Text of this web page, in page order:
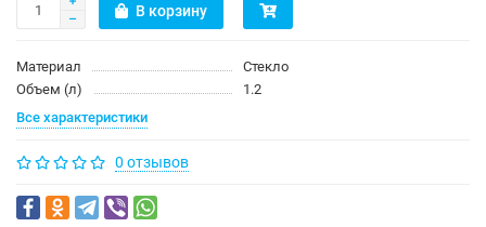
В корзину
Материал
Стекло
Объем (л)
1.2
Все характеристики
0 отзывов